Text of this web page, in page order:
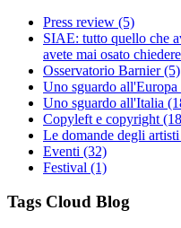
Press review (5)
SIAE: tutto quello che
avete mai osato
Osservatorio Barnier(5)
Uno sguardo all'Europa
Uno sguardo all'Italia
Copyleft e copyright
Le domande degli
Eventi (32)
Festival (1)
Tags Cloud Blog